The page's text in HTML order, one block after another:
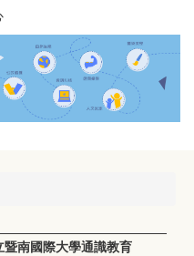
暨南國際大學通識教育